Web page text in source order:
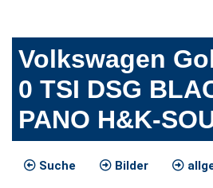
Volkswagen
0 TSI DSG
PANO H&K-
Suche Bilder